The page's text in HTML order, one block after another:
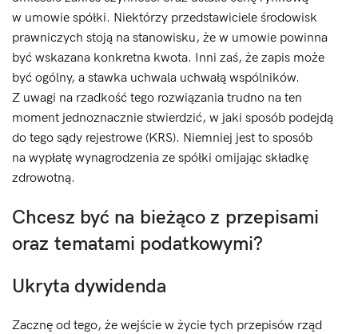
w umowie spółki. Niektórzy przedstawiciele środowisk
prawniczych stoją na stanowisku, że w umowie powinna
być wskazana konkretna kwota. Inni zaś, że zapis może
być ogólny, a stawka uchwala uchwałą wspólników.
Z uwagi na rzadkość tego rozwiązania trudno na ten
moment jednoznacznie stwierdzić, w jaki sposób podejdą
do tego sądy rejestrowe (KRS). Niemniej jest to sposób
na wypłatę wynagrodzenia ze spółki omijając składkę
zdrowotną.
Chcesz być na bieżąco z przepisami
oraz tematami podatkowymi?
Ukryta dywidenda
Zacznę od tego, że wejście w życie tych przepisów rząd